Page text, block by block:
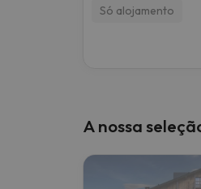
Só alojamento
A nossa